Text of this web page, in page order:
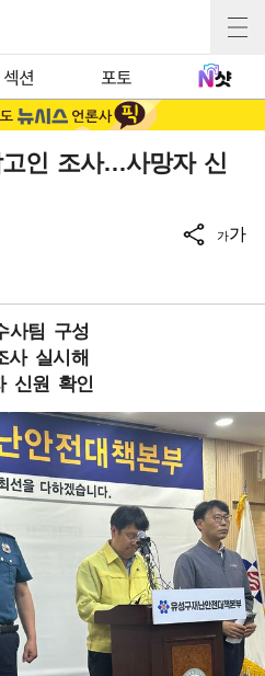
섹션 포토
인 조사…사망자 신
가가
사팀 구성
사 실시해
신원 확인